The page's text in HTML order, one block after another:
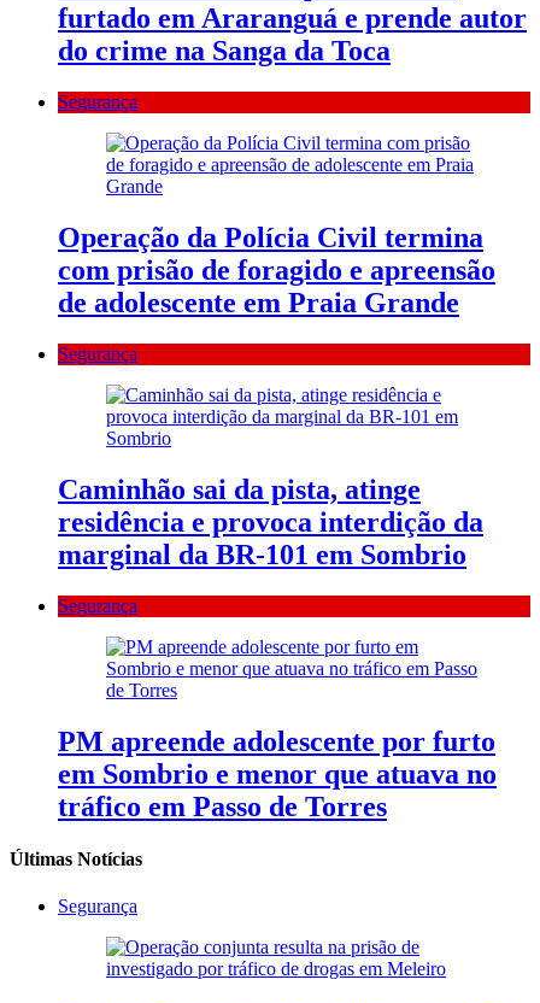
furtado em Araranguá e prende autor
do crime na Sanga da Toca
Segurança
Operação da Polícia Civil termina
com prisão de foragido e apreensão
de adolescente em Praia Grande
Segurança
Caminhão sai da pista, atinge
residência e provoca interdição da
marginal da BR-101 em Sombrio
Segurança
PM apreende adolescente por furto
em Sombrio e menor que atuava no
tráfico em Passo de Torres
Últimas Notícias
Segurança